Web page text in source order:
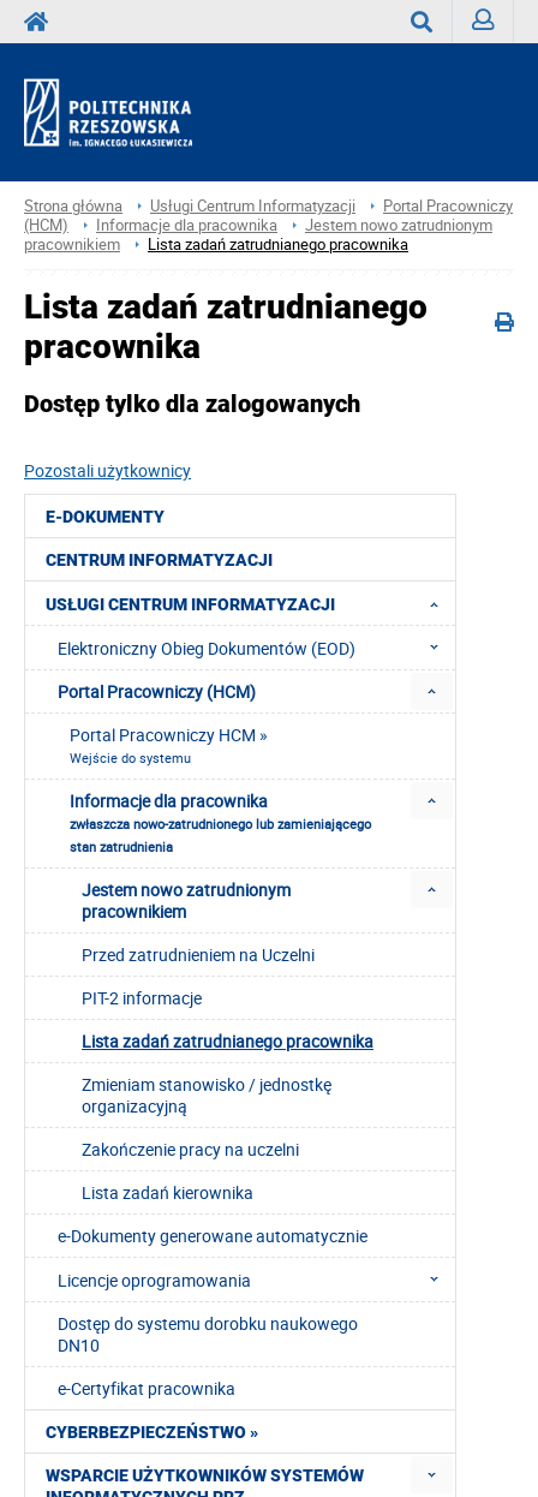
Strona główna Usługi Centrum Informatyzacji
Portal Pracowniczy
(HCM)
Informacje dla pracownika
Jestem nowo zatrudnionym
pracownikiem
Lista zadań zatrudnianego pracownika
E-DOKUMENTY
CENTRUM INFORMATYZACJI
USŁUGI CENTRUM INFORMATYZACJI
Elektroniczny Obieg Dokumentów (EOD)
Portal Pracowniczy (HCM)
Portal Pracowniczy HCM »
Wejście do systemu
Informacje dla pracownika
zwłaszcza nowo-zatrudnionego lub zamieniającego
stan zatrudnienia
Jestem nowo zatrudnionym
pracownikiem
Przed zatrudnieniem na Uczelni
PIT-2 informacje
Lista zadań zatrudnianego pracownika
Zmieniam stanowisko / jednostkę
organizacyjną
Zakończenie pracy na uczelni
Lista zadań kierownika
e-Dokumenty generowane automatycznie
Licencje oprogramowania
Dostęp do systemu dorobku naukowego
DN10
e-Certyfikat pracownika
CYBERBEZPIECZEŃSTWO »
WSPARCIE UŻYTKOWNIKÓW SYSTEMÓW
Lista zadań zatrudnianego
pracownika
Dostęp tylko dla zalogowanych
Pozostali użytkownicy